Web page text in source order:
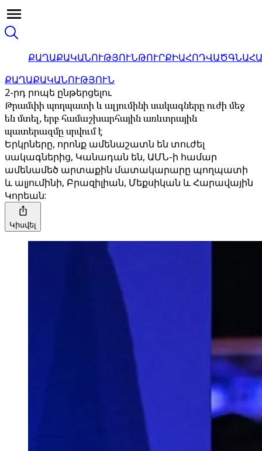
ՔԱՂԱՔԱԿԱՆՈՒԹՅՈՒՆԹՈՒՐՔԻԱՀՈԴՎԱԾ
ՔԱՂԱՔԱԿԱՆՈՒԹՅՈՒՆ
2-րդ րոպե ընթերցելու
Թրամփի պողպատի և ալյումինի սակագները ուժի մեջ
են մտել, երբ համաշխարհային առևտրային
պատերազմը սրվում է
Երկրները, որոնք ամենաշատն են տուժել
սակագներից, Կանադան են, ԱՄՆ-ի համար
ամենամեծ արտաքին մատակարարը պողպատի
և ալյումինի, Բրազիլիան, Մեքսիկան և Հարավային
Կորեան:
Կիսվել